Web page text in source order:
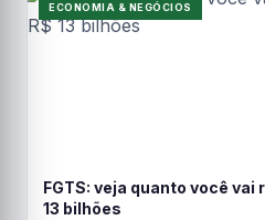
ECONOMIA & NEGÓCIOS
FGTS: veja quanto você vai
13 bilhões